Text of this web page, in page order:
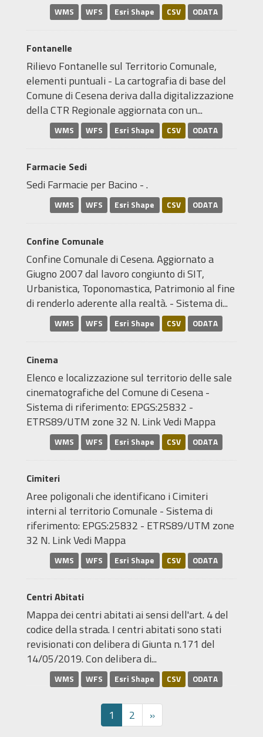
WMS WFS Esri Shape CSV ODATA
Fontanelle
Rilievo Fontanelle sul Territorio Comunale,
elementi puntuali - La cartografia di base del
Comune di Cesena deriva dalla digitalizzazione
della CTR Regionale aggiornata con un...
WMS WFS Esri Shape CSV ODATA
Farmacie Sedi
Sedi Farmacie per Bacino - .
WMS WFS Esri Shape CSV ODATA
Confine Comunale
Confine Comunale di Cesena. Aggiornato a
Giugno 2007 dal lavoro congiunto di SIT,
Urbanistica, Toponomastica, Patrimonio al fine
di renderlo aderente alla realtà. - Sistema di...
WMS WFS Esri Shape CSV ODATA
Cinema
Elenco e localizzazione sul territorio delle sale
cinematografiche del Comune di Cesena -
Sistema di riferimento: EPGS:25832 -
ETRS89/UTM zone 32 N. Link Vedi Mappa
WMS WFS Esri Shape CSV ODATA
Cimiteri
Aree poligonali che identificano i Cimiteri
interni al territorio Comunale - Sistema di
riferimento: EPGS:25832 - ETRS89/UTM zone
32 N. Link Vedi Mappa
WMS WFS Esri Shape CSV ODATA
Centri Abitati
Mappa dei centri abitati ai sensi dell'art. 4 del
codice della strada. I centri abitati sono stati
revisionati con delibera di Giunta n.171 del
14/05/2019. Con delibera di...
WMS WFS Esri Shape CSV ODATA
1 2 »